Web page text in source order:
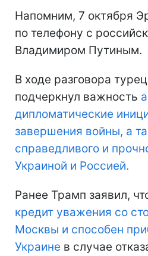
Напомним, 7 октября
по телефону с
Владимиром Путиным.
В ходе разговора
подчеркнул важность
дипломатические
завершения войны, а
справедливого и
Украиной и Россией.
Ранее Трамп заявил,
кредит уважения со
Москвы и способен
Украине в случае